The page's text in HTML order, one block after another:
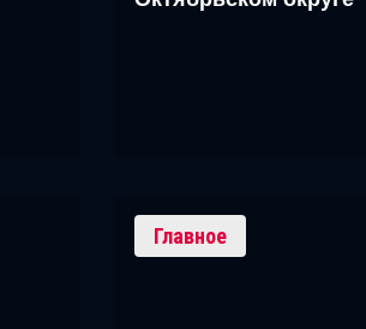
Главное